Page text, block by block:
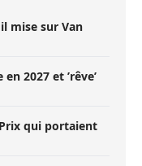
mise sur Van
2027 et ’rêve’
qui portaient